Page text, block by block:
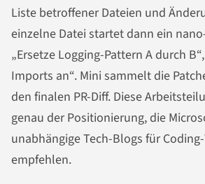
Liste betroffener Dateien und
einzelne Datei startet dann ein
„Ersetze Logging-Pattern A durch
Imports an“. Mini sammelt die
den finalen PR-Diff. Diese
genau der Positionierung, die
unabhängige Tech-Blogs für
empfehlen.